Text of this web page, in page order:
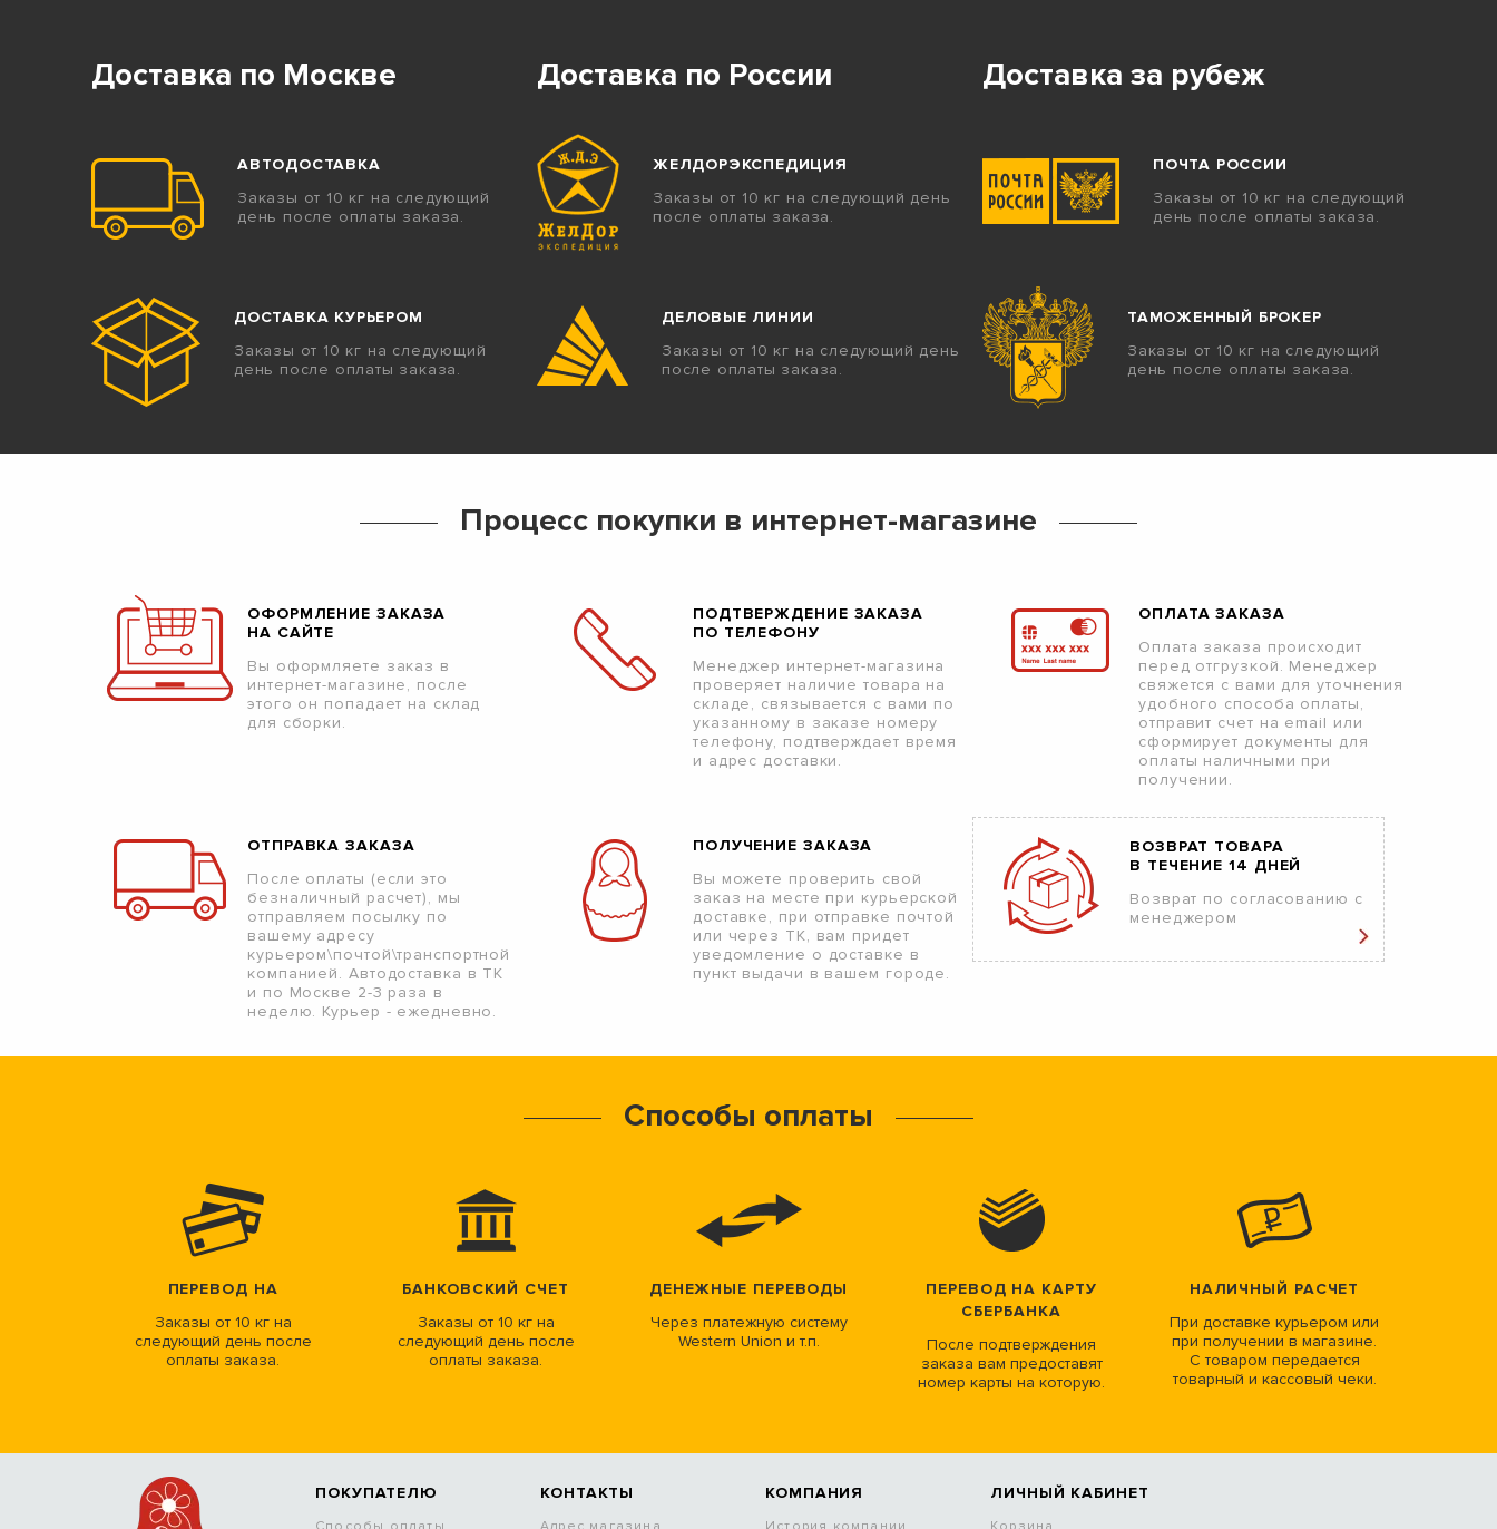
Доставка по Москве
АВТОДОСТАВКА
Заказы от 10 кг на следующий
день после оплаты заказа.
Доставка по России
ЖЕЛДОРЭКСПЕДИЦИЯ
Заказы от 10 кг на следующий день
после оплаты заказа.
Доставка за рубеж
ПОЧТА РОССИИ
Заказы от 10 кг на следующий
день после оплаты заказа.
ДОСТАВКА КУРЬЕРОМ
Заказы от 10 кг на следующий
день после оплаты заказа.
ДЕЛОВЫЕ ЛИНИИ
Заказы от 10 кг на следующий день
после оплаты заказа.
ТАМОЖЕННЫЙ БРОКЕР
Заказы от 10 кг на следующий
день после оплаты заказа.
Процесс покупки в интернет-магазине
ОФОРМЛЕНИЕ ЗАКАЗА
НА САЙТЕ
Вы оформляете заказ в
интернет-магазине, после
этого он попадает на склад
для сборки.
ПОДТВЕРЖДЕНИЕ ЗАКАЗА
ПО ТЕЛЕФОНУ
Менеджер интернет-магазина
проверяет наличие товара на
складе, связывается с вами по
указанному в заказе номеру
телефону, подтверждает время
и адрес доставки.
ОПЛАТА ЗАКАЗА
Оплата заказа происходит
перед отгрузкой. Менеджер
свяжется с вами для уточнения
удобного способа оплаты,
отправит счет на email или
сформирует документы для
оплаты наличными при
получении.
ОТПРАВКА ЗАКАЗА
После оплаты (если это
безналичный расчет), мы
отправляем посылку по
вашему адресу
курьером\почтой\транспортной
компанией. Автодоставка в ТК
и по Москве 2-3 раза в
неделю. Курьер - ежедневно.
ПОЛУЧЕНИЕ ЗАКАЗА
Вы можете проверить свой
заказ на месте при курьерской
доставке, при отправке почтой
или через ТК, вам придет
уведомление о доставке в
пункт выдачи в вашем городе.
ВОЗВРАТ ТОВАРА
В ТЕЧЕНИЕ 14 ДНЕЙ
Возврат по согласованию с
менеджером
Способы оплаты
ПЕРЕВОД НА
Заказы от 10 кг на
следующий день после
оплаты заказа.
БАНКОВСКИЙ СЧЕТ
Заказы от 10 кг на
следующий день после
оплаты заказа.
ДЕНЕЖНЫЕ ПЕРЕВОДЫ
Через платежную систему
Western Union и т.п.
ПЕРЕВОД НА КАРТУ
СБЕРБАНКА
После подтверждения
заказа вам предоставят
номер карты на которую.
НАЛИЧНЫЙ РАСЧЕТ
При доставке курьером или
при получении в магазине.
С товаром передается
товарный и кассовый чеки.
ПОКУПАТЕЛЮ КОНТАКТЫ КОМПАНИЯ ЛИЧНЫЙ КАБИНЕТ